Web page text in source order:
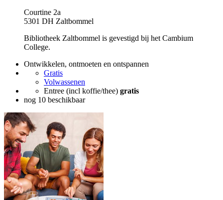
Courtine 2a
5301 DH Zaltbommel
Bibliotheek Zaltbommel is gevestigd bij het Cambium
College.
Ontwikkelen, ontmoeten en ontspannen
Gratis
Volwassenen
Entree (incl koffie/thee) gratis
nog 10 beschikbaar